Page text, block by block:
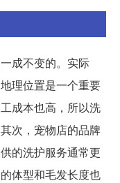
成不变的。实际
理位置是一个重要
成本也高，所以洗
次，宠物店的品牌
的洗护服务通常更
体型和毛发长度也